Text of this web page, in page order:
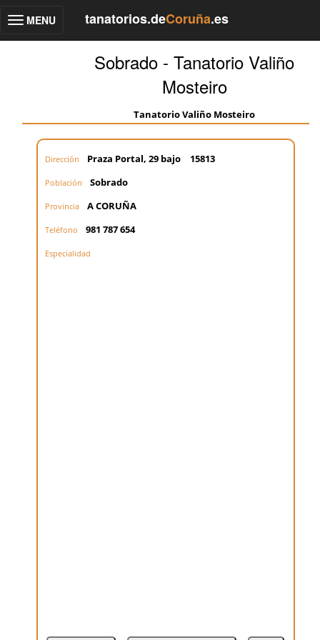
Toggle
MENU tanatorios.deCoruña.es
Sobrado - Tanatorio Valiño
Mosteiro
Tanatorio Valiño Mosteiro
Dirección Praza Portal, 29 bajo 15813
Población Sobrado
Provincia A CORUÑA
Teléfono 981 787 654
Especialidad